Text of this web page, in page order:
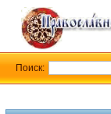
Поиск: